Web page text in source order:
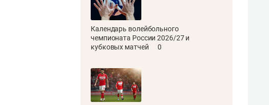
Календарь волейбольного
чемпионата России 2026/27 и
кубковых матчей
0